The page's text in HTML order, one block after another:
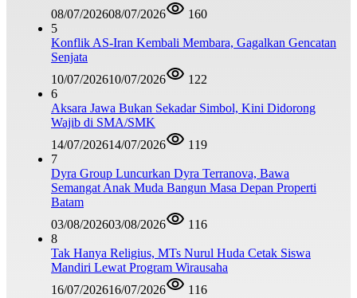
08/07/202608/07/2026
160
5
Konflik AS-Iran Kembali Membara, Gagalkan Gencatan
Senjata
10/07/202610/07/2026
122
6
Aksara Jawa Bukan Sekadar Simbol, Kini Didorong
Wajib di SMA/SMK
14/07/202614/07/2026
119
7
Dyra Group Luncurkan Dyra Terranova, Bawa
Semangat Anak Muda Bangun Masa Depan Properti
Batam
03/08/202603/08/2026
116
8
Tak Hanya Religius, MTs Nurul Huda Cetak Siswa
Mandiri Lewat Program Wirausaha
16/07/202616/07/2026 116